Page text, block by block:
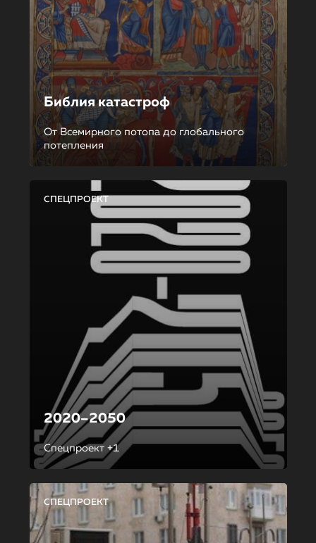
Библия катастроф
От Всемирного потопа до глобального
потепления
СПЕЦПРОЕКТ
2020–2050
Спецпроект +1
СПЕЦПРОЕКТ